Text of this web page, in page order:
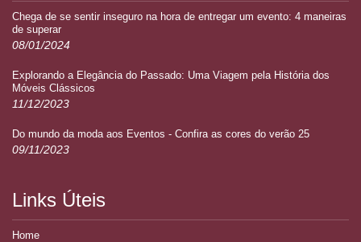
Chega de se sentir inseguro na hora de entregar um evento: 4 maneiras
de superar
08/01/2024
Explorando a Elegância do Passado: Uma Viagem pela História dos
Móveis Clássicos
11/12/2023
Do mundo da moda aos Eventos - Confira as cores do verão 25
09/11/2023
Links Úteis
Home